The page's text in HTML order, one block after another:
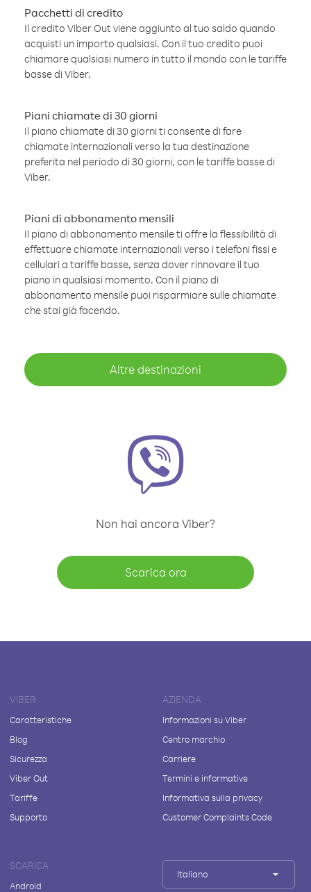
Pacchetti di credito
Il credito Viber Out viene aggiunto al tuo saldo quando
acquisti un importo qualsiasi. Con il tuo credito puoi
chiamare qualsiasi numero in tutto il mondo con le tariffe
basse di Viber.
Piani chiamate di 30 giorni
Il piano chiamate di 30 giorni ti consente di fare
chiamate internazionali verso la tua destinazione
preferita nel periodo di 30 giorni, con le tariffe basse di
Viber.
Piani di abbonamento mensili
Il piano di abbonamento mensile ti offre la flessibilità di
effettuare chiamate internazionali verso i telefoni fissi e
cellulari a tariffe basse, senza dover rinnovare il tuo
piano in qualsiasi momento. Con il piano di
abbonamento mensile puoi risparmiare sulle chiamate
che stai già facendo.
Altre destinazioni
Non hai ancora Viber?
Scarica ora
VIBER
Caratteristiche
Blog
Sicurezza
Viber Out
Tariffe
Supporto
AZIENDA
Informazioni su Viber
Centro marchio
Carriere
Termini e informative
Informativa sulla privacy
Customer Complaints Code
SCARICA
Android
Italiano